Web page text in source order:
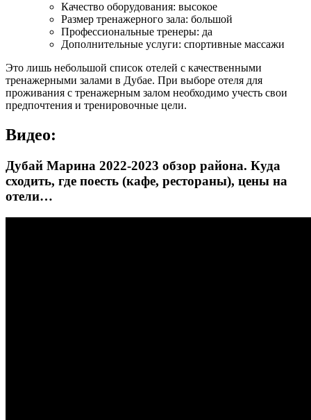
Качество оборудования: высокое
Размер тренажерного зала: большой
Профессиональные тренеры: да
Дополнительные услуги: спортивные массажи
Это лишь небольшой список отелей с качественными
тренажерными залами в Дубае. При выборе отеля для
проживания с тренажерным залом необходимо учесть свои
предпочтения и тренировочные цели.
Видео:
Дубай Марина 2022-2023 обзор района. Куда
сходить, где поесть (кафе, рестораны), цены на
отели…